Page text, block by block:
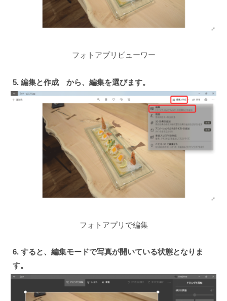
フォトアプリビューワー
5. 編集と作成 から、編集を選びます。
フォトアプリで編集
6. すると、編集モードで写真が開いている状態となりま
す。